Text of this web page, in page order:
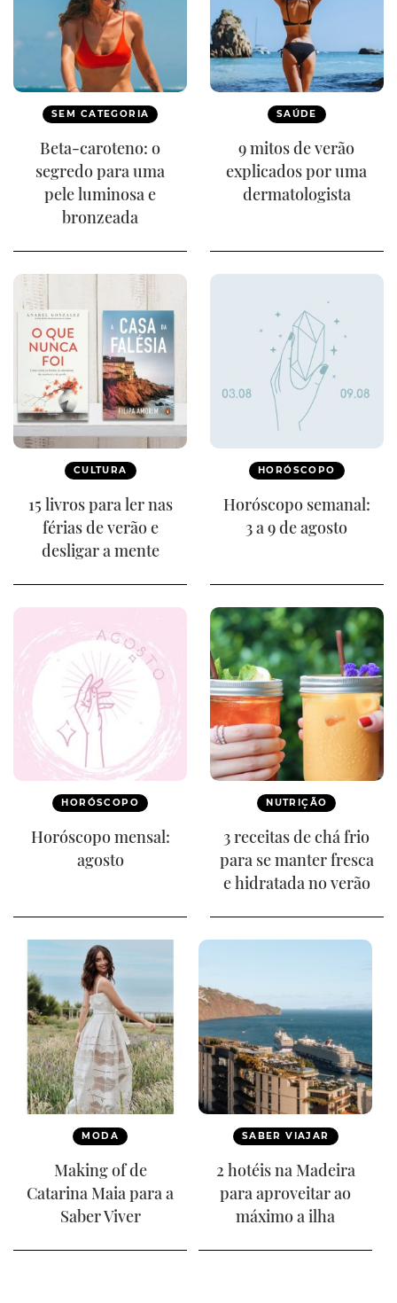
SEM CATEGORIA
Beta-caroteno: o
segredo para uma
pele luminosa e
bronzeada
SAÚDE
9 mitos de verão
explicados por uma
dermatologista
CULTURA
15 livros para ler nas
férias de verão e
desligar a mente
HORÓSCOPO
Horóscopo semanal:
3 a 9 de agosto
HORÓSCOPO
Horóscopo mensal:
agosto
NUTRIÇÃO
3 receitas de chá frio
para se manter fresca
e hidratada no verão
MODA
Making of de
Catarina Maia para a
Saber Viver
SABER VIAJAR
2 hotéis na Madeira
para aproveitar ao
máximo a ilha